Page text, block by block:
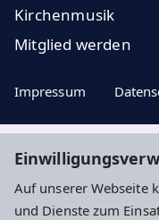
Auf unserer Webseite
und Dienste zum
Kirchenmusik
Mitglied werden
Impressum
Aktuelle
Newsletter